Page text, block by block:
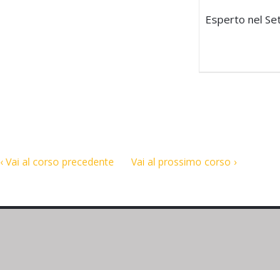
Esperto nel
‹ Vai al corso precedente Vai al prossimo corso ›